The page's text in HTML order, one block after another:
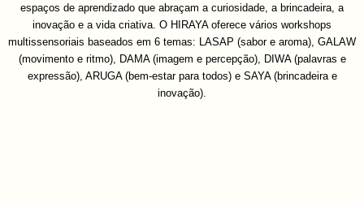
espaços de aprendizado que abraçam a curiosidade, a brincadeira, a
inovação e a vida criativa. O HIRAYA oferece vários workshops
multissensoriais baseados em 6 temas: LASAP (sabor e aroma), GALAW
(movimento e ritmo), DAMA (imagem e percepção), DIWA (palavras e
expressão), ARUGA (bem-estar para todos) e SAYA (brincadeira e
inovação).